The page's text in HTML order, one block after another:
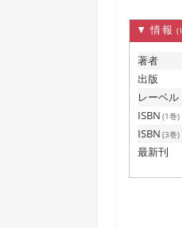
▼ 情報
著者
出版
レーベル
ISBN (1巻)
ISBN (3巻)
最新刊